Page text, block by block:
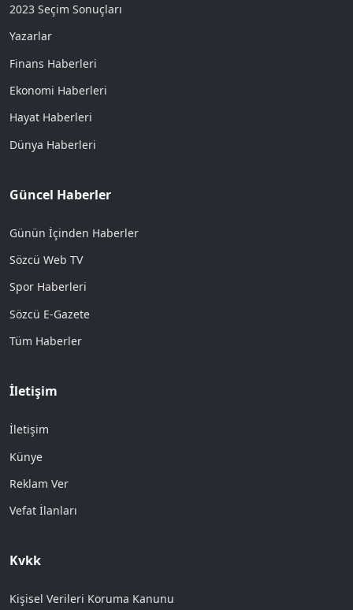
2023 Seçim Sonuçları
Yazarlar
Finans Haberleri
Ekonomi Haberleri
Hayat Haberleri
Dünya Haberleri
Güncel Haberler
Günün İçinden Haberler
Sözcü Web TV
Spor Haberleri
Sözcü E-Gazete
Tüm Haberler
İletişim
İletişim
Künye
Reklam Ver
Vefat İlanları
Kvkk
Kişisel Verileri Koruma Kanunu